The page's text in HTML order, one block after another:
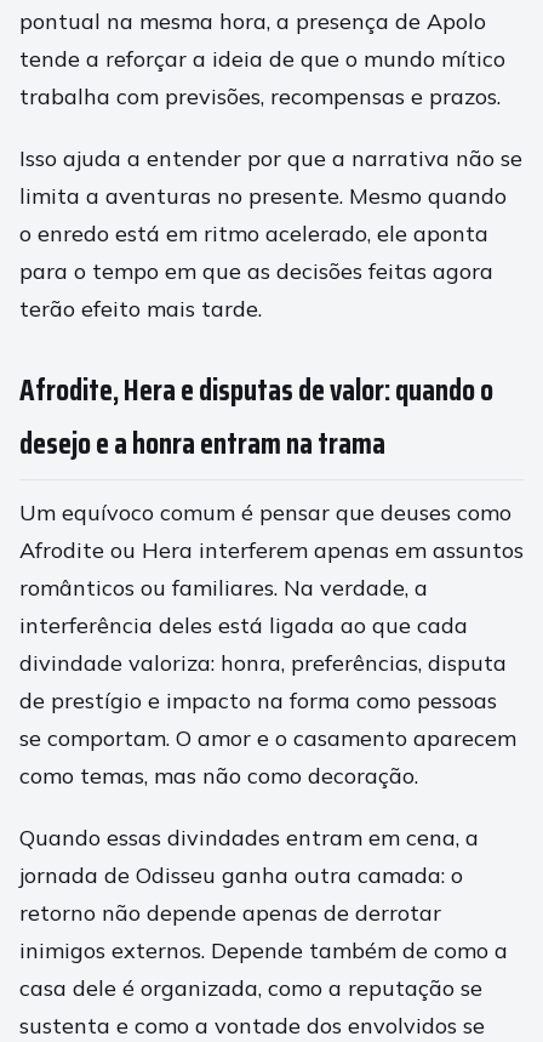
pontual na mesma hora, a presença de Apolo
tende a reforçar a ideia de que o mundo mítico
trabalha com previsões, recompensas e prazos.
Isso ajuda a entender por que a narrativa não se
limita a aventuras no presente. Mesmo quando
o enredo está em ritmo acelerado, ele aponta
para o tempo em que as decisões feitas agora
terão efeito mais tarde.
Afrodite, Hera e disputas de valor: quando o
desejo e a honra entram na trama
Um equívoco comum é pensar que deuses como
Afrodite ou Hera interferem apenas em assuntos
românticos ou familiares. Na verdade, a
interferência deles está ligada ao que cada
divindade valoriza: honra, preferências, disputa
de prestígio e impacto na forma como pessoas
se comportam. O amor e o casamento aparecem
como temas, mas não como decoração.
Quando essas divindades entram em cena, a
jornada de Odisseu ganha outra camada: o
retorno não depende apenas de derrotar
inimigos externos. Depende também de como a
casa dele é organizada, como a reputação se
sustenta e como a vontade dos envolvidos se